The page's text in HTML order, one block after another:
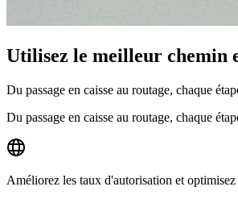
Utilisez le meilleur chemin
Du passage en caisse au routage, chaque
Du passage en caisse au routage, chaque
Améliorez les taux d'autorisation et optimisez